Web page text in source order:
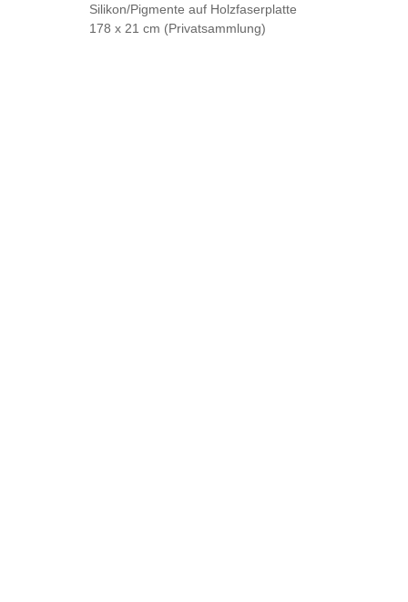
Silikon/Pigmente auf Holzfaserplatte
178 x 21 cm (Privatsammlung)